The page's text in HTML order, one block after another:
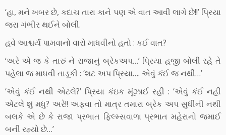
‘હા, મને ખબર છે, કદાચ તારા કાને પણ એ વાત આવી લાગે છે!!’ પ્રિયા
જરા ગંભીર થઈને બોલી.
હવે આશ્ચર્ય પામવાનો વારો માધવીનો હતો : કઈ વાત?
‘અરે એ જ કે તારું ને રાજાનું બ્રેકઅપ…’ પ્રિયા હજી બોલી રહે તે
પહેલા જ માધવી તાડૂકી : ‘શટ અપ પ્રિયા…. એવું કંઈ જ નથી…’
‘એવું કંઈ નથી એટલે?’ પ્રિયા કંઇક મૂંઝાઈ રહી : ‘એવું કંઈ નહીં
એટલે શું મધુ? અરે!! અફવા તો માત્ર તમારા બ્રેક અપ સુધીની નથી
બલકે એ છે કે રાજા પ્રભાત ફિલ્મ્સવાળા પ્રભાત મહેરાનો જમાઈ
બની રહ્યો છે…’